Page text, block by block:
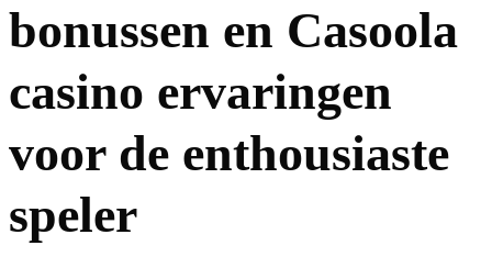
bonussen en Casoola
casino ervaringen
voor de enthousiaste
speler